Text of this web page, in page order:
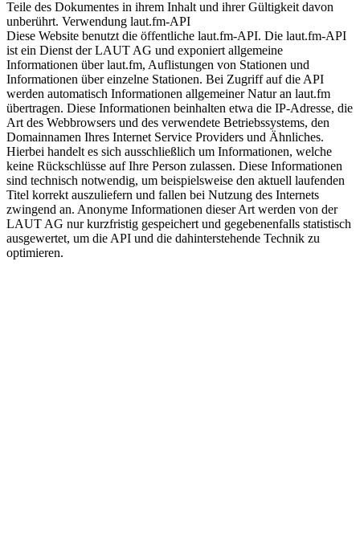
Teile des Dokumentes in ihrem Inhalt und ihrer Gültigkeit davon
unberührt. Verwendung laut.fm-API
Diese Website benutzt die öffentliche laut.fm-API. Die laut.fm-API
ist ein Dienst der LAUT AG und exponiert allgemeine
Informationen über laut.fm, Auflistungen von Stationen und
Informationen über einzelne Stationen. Bei Zugriff auf die API
werden automatisch Informationen allgemeiner Natur an laut.fm
übertragen. Diese Informationen beinhalten etwa die IP-Adresse, die
Art des Webbrowsers und des verwendete Betriebssystems, den
Domainnamen Ihres Internet Service Providers und Ähnliches.
Hierbei handelt es sich ausschließlich um Informationen, welche
keine Rückschlüsse auf Ihre Person zulassen. Diese Informationen
sind technisch notwendig, um beispielsweise den aktuell laufenden
Titel korrekt auszuliefern und fallen bei Nutzung des Internets
zwingend an. Anonyme Informationen dieser Art werden von der
LAUT AG nur kurzfristig gespeichert und gegebenenfalls statistisch
ausgewertet, um die API und die dahinterstehende Technik zu
optimieren.